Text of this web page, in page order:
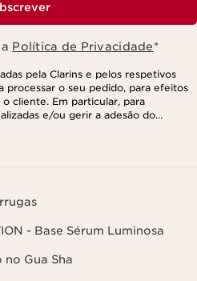
Política de Privacidade*
pela Clarins e pelos respetivos
processar o seu pedido, para efeitos
cliente. Em particular, para
e/ou gerir a adesão do
fidelização e para criar o seu
o direito de se opor e impedir o
exercer este direito,
consulte a nossa política
- Base Sérum Luminosa
no Gua Sha